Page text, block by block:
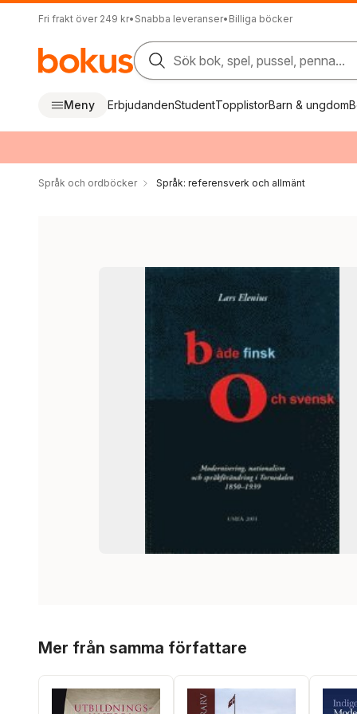
Fri frakt över 249 kr• Snabba leveranser• Billiga böcker
Sök bok, spel, pussel, penna...
Meny ErbjudandenStudentTopplistorBarn & ungdom
Språk och ordböcker Språk: referensverk och allmänt
Mer från samma författare